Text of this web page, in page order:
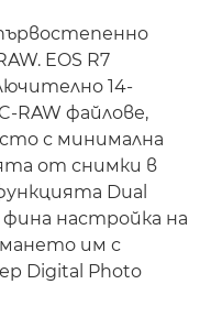
EOS R7
14-
RAW файлове,
с минимална
от снимки в
Dual
фина настройка на
им с
Digital Photo